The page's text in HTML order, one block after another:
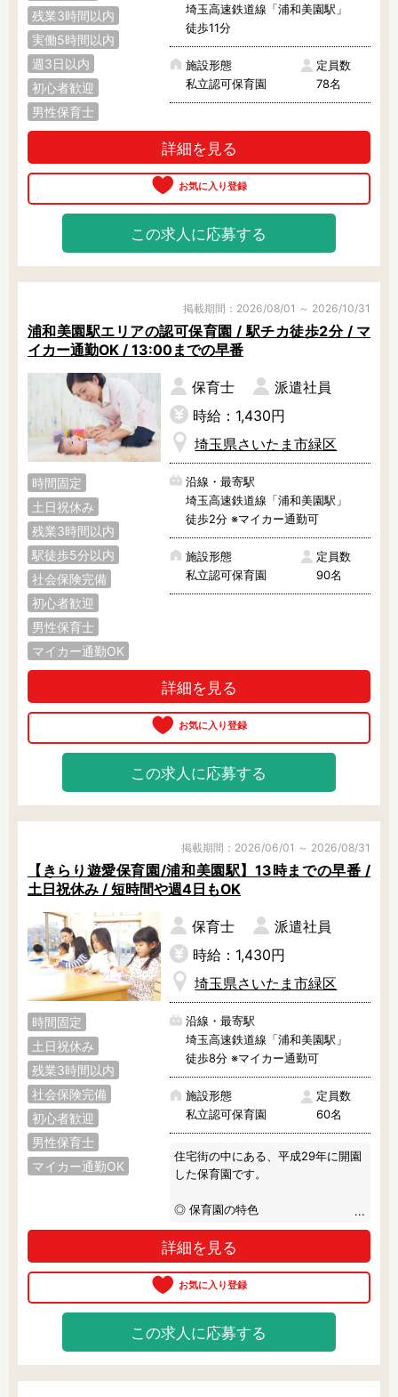
残業3時間以内
実働5時間以内
週3日以内
初心者歓迎
男性保育士
埼玉高速鉄道線「浦和美園駅」
徒歩11分
施設形態
私立認可保育園
定員数
78名
詳細を見る
この求人に応募する
掲載期間：2026/08/01 ～ 2026/10/31
浦和美園駅エリアの認可保育園 / 駅チカ徒歩2分 / マ
イカー通勤OK / 13:00までの早番
時間固定
土日祝休み
残業3時間以内
駅徒歩5分以内
社会保険完備
初心者歓迎
男性保育士
マイカー通勤OK
保育士
派遣社員
時給：1,430円
埼玉県さいたま市緑区
沿線・最寄駅
埼玉高速鉄道線「浦和美園駅」
徒歩2分 ※マイカー通勤可
施設形態
私立認可保育園
定員数
90名
詳細を見る
この求人に応募する
掲載期間：2026/06/01 ～ 2026/08/31
【きらり遊愛保育園/浦和美園駅】13時までの早番 /
土日祝休み / 短時間や週4日もOK
時間固定
土日祝休み
残業3時間以内
社会保険完備
初心者歓迎
男性保育士
マイカー通勤OK
保育士
派遣社員
時給：1,430円
埼玉県さいたま市緑区
沿線・最寄駅
埼玉高速鉄道線「浦和美園駅」
徒歩8分 ※マイカー通勤可
施設形態
私立認可保育園
定員数
60名
住宅街の中にある、平成29年に開園
した保育園です。
◎ 保育園の特色
見守る保育を実践されています。
子どもたちが主体的に遊びを選択で
きるよう、保育室には絵本やおまま
ごとなどの各コーナーが配置されて
います。
また、幼児クラスは異年齢児交流が
盛んです。
◎ アクセスについて
詳細を見る
この求人に応募する